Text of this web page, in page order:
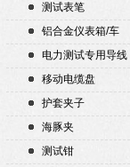
测试表笔
铝合金仪表箱/车
电力测试专用导线
移动电缆盘
护套夹子
海豚夹
测试钳